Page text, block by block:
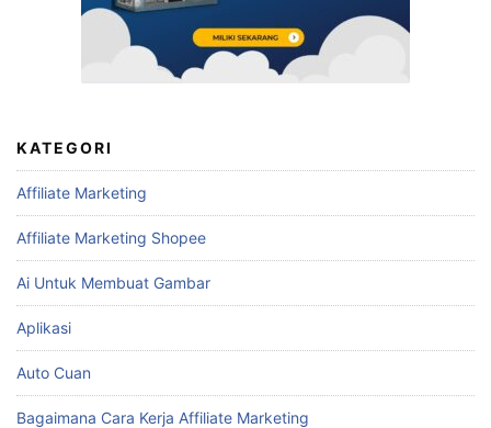
KATEGORI
Affiliate Marketing
Affiliate Marketing Shopee
Ai Untuk Membuat Gambar
Aplikasi
Auto Cuan
Bagaimana Cara Kerja Affiliate Marketing